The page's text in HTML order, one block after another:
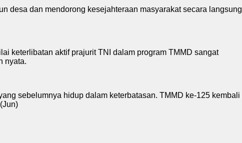
desa dan mendorong kesejahteraan masyarakat secara langsung
keterlibatan aktif prajurit TNI dalam program TMMD sangat
nyata.
sebelumnya hidup dalam keterbatasan. TMMD ke-125 kembali